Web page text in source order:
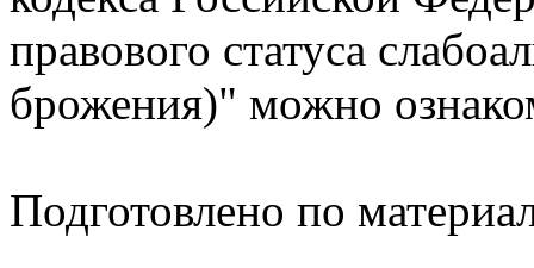
правового статуса
брожения)" можно
Подготовлено по